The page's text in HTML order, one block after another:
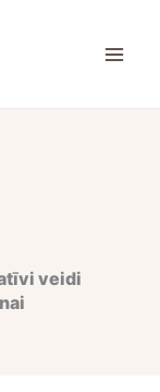
veidi